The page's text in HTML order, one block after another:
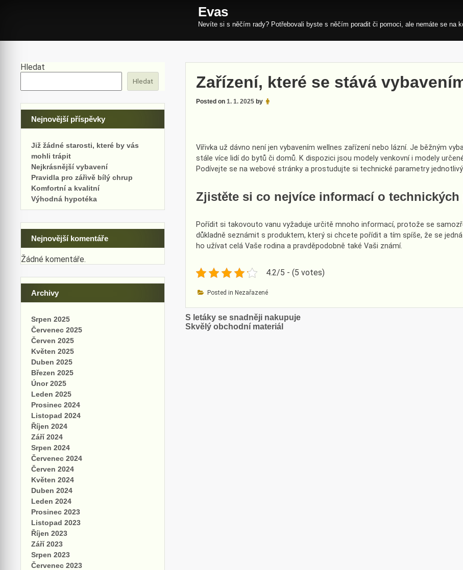
Evas
Nevíte si s něčím rady? Potřebovali byste s něčím poradit či pomoci, ale nemáte se na
Zařízení, které se stává
Posted on 1. 1. 2025by
Vířivkauž dávno není jen vybavením wellnes zařízení nebo lázní. Je běžným
stále více lidí do bytů či domů. K dispozici jsou modely venkovní i modely
Podívejte se na webové stránky a prostudujte si technické parametry
Zjistěte si co nejvíce informací o technických
Pořídit si takovouto vanu vyžaduje určitě mnoho informací, protože se
důkladně seznámit s produktem, který si chcete pořídit a tím spíše, že se
ho užívat celá Vaše rodina a pravděpodobně také Vaši známí.
4.2/5 - (5 votes)
Posted in Nezařazené
Navigace
pro
S letáky se snadněji nakupuje
Skvělý obchodní materiál
Hledat
Hledat
Nejnovější příspěvky
Již žádné starosti, které by vás
mohli trápit
Nejkrásnější vybavení
Pravidla pro zářivě bílý chrup
Komfortní a kvalitní
Výhodná hypotéka
Nejnovější komentáře
Žádné komentáře.
Archivy
Srpen 2025
Červenec 2025
Červen 2025
Květen 2025
Duben 2025
Březen 2025
Únor 2025
Leden 2025
Prosinec 2024
Listopad 2024
Říjen 2024
Září 2024
Srpen 2024
Červenec 2024
Červen 2024
Květen 2024
Duben 2024
Leden 2024
Prosinec 2023
Listopad 2023
Říjen 2023
Září 2023
Srpen 2023
Červenec 2023